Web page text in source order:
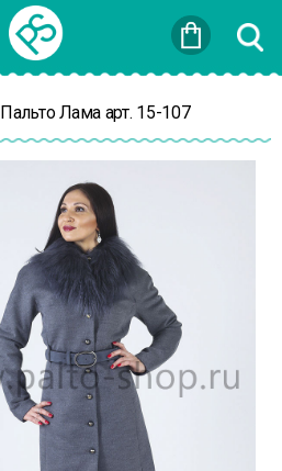
Пальто Лама арт. 15-107